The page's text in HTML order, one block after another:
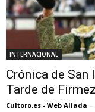
INTERNACIONAL
Crónica de San
Tarde de
Cultoro.es - Web Aliada -